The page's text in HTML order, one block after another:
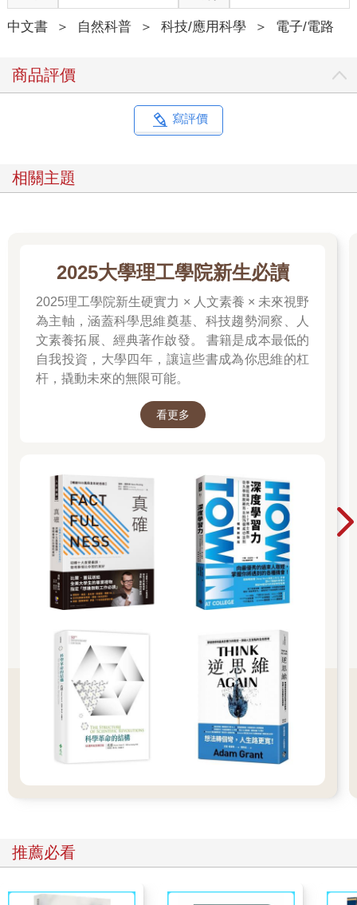
中文書 ＞ 自然科普 ＞ 科技/應用科學 ＞ 電子/電路
商品評價
寫評價
相關主題
2025大學理工學院新生必讀
2025理工學院新生硬實力 × 人文素養 × 未來視野
為主軸，涵蓋科學思維奠基、科技趨勢洞察、人
文素養拓展、經典著作啟發。 書籍是成本最低的
自我投資，大學四年，讓這些書成為你思維的杠
杆，撬動未來的無限可能。
看更多
推薦必看